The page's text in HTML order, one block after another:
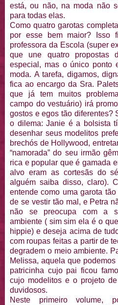
está, ou não, na moda não
para todas elas.
Como quatro garotas
por esse bem maior? Isso
professora da Escola (super
que une quatro propostas
especial, mas o único ponto
moda. A tarefa, digamos,
fica ao encargo da Sra.
que já tem muitos
campo do vestuário) irá
gostos e egos tão diferentes?
o dilema: Janie é a bolsista
desenhar seus modelitos
brechós de Hollywood,
“namorada” do seu irmão
rica e popular que é gamada
alvo eram as cortesãs do
alguém saiba disso, claro).
entende como uma garota
de se vestir tão mal, e Petra
não se preocupa com a
ambiente ( sim sim ela é o
hippie) e deseja acima de
com roupas feitas a partir de
degradem o meio ambiente.
Melissa, aquela que
patricinha cujo pai ficou
cujo modelitos e o projeto
duvidosos.
Neste primeiro volume,